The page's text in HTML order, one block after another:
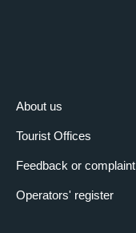
About us
Tourist Offices
Feedback or complaint
Operators' register